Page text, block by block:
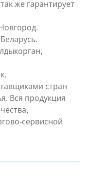
же гарантирует
стран
Вся продукция
сервисной